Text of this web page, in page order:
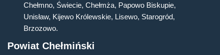
Chełmno, Świecie, Chełmża, Papowo Biskupie,
Unisław, Kijewo Królewskie, Lisewo, Starogród,
Brzozowo.
Powiat Chełmiński